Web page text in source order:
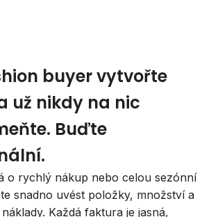
buyer vytvořte
už nikdy na nic
Buďte
o rychlý nákup nebo celou sezónní
snadno uvést položky, množství a
Každá faktura je jasná,